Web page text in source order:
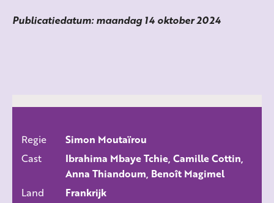
Publicatiedatum: maandag 14 oktober 2024
Regie
Simon Moutaïrou
Cast
Ibrahima Mbaye Tchie, Camille Cottin,
Anna Thiandoum, Benoît Magimel
Land
Frankrijk